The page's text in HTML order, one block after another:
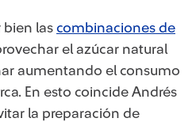
bien las combinaciones de
el azúcar natural
aumentando el consumo
En esto coincide Andrés
la preparación de